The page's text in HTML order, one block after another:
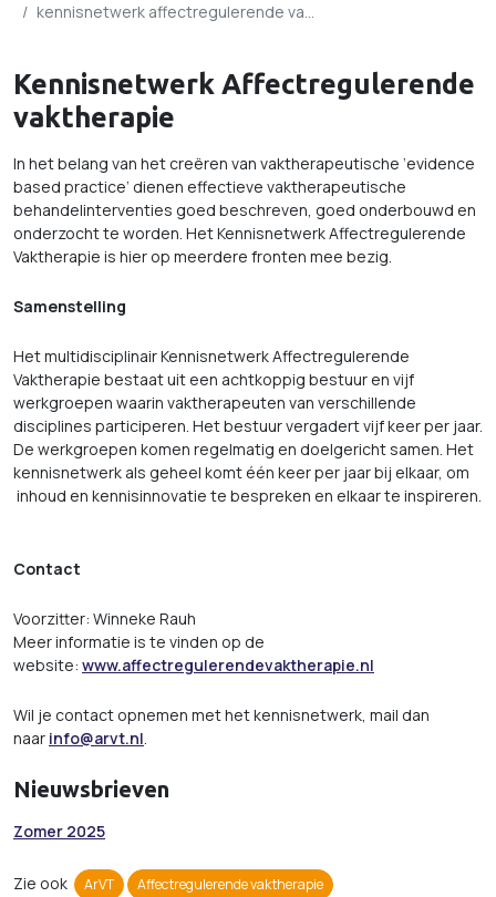
kennisnetwerk affectregulerende va…
Kennisnetwerk Affectregulerende
vaktherapie
In het belang van het creëren van vaktherapeutische ‘evidence
based practice’ dienen effectieve vaktherapeutische
behandelinterventies goed beschreven, goed onderbouwd en
onderzocht te worden. Het Kennisnetwerk Affectregulerende
Vaktherapie is hier op meerdere fronten mee bezig.
Samenstelling
Het multidisciplinair Kennisnetwerk Affectregulerende
Vaktherapie bestaat uit een achtkoppig bestuur en vijf
werkgroepen waarin vaktherapeuten van verschillende
disciplines participeren. Het bestuur vergadert vijf keer per jaar.
De werkgroepen komen regelmatig en doelgericht samen. Het
kennisnetwerk als geheel komt één keer per jaar bij elkaar, om
inhoud en kennisinnovatie te bespreken en elkaar te inspireren.
Contact
Voorzitter: Winneke Rauh
Meer informatie is te vinden op de
website: www.affectregulerendevaktherapie.nl
Wil je contact opnemen met het kennisnetwerk, mail dan
naar info@arvt.nl.
Nieuwsbrieven
Zomer 2025
Zie ook ArVT
Affectregulerende vaktherapie